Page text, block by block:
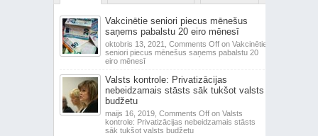
Vakcinētie seniori piecus mēnešus
saņems pabalstu 20 eiro mēnesī
oktobris 13, 2021, Comments Offon Vakcinētie
seniori piecus mēnešus saņems pabalstu 20
eiro mēnesī
Valsts kontrole: Privatizācijas
nebeidzamais stāsts sāk tukšot valsts
budžetu
maijs 16, 2019, Comments Offon Valsts
kontrole: Privatizācijas nebeidzamais stāsts
sāk tukšot valsts budžetu